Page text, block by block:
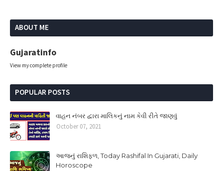
ABOUT ME
Gujaratinfo
View my complete profile
POPULAR POSTS
વાહન નંબર દ્વારા માલિકનું નામ કેવી રીતે જાણવું
October 07, 2021
આજનું રાશિફળ, Today Rashifal In Gujarati, Daily
Horoscope